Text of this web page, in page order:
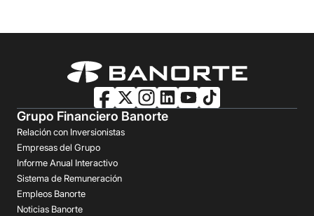
Grupo Financiero Banorte
Relación con Inversionistas
Empresas del Grupo
Informe Anual Interactivo
Sistema de Remuneración
Empleos Banorte
Noticias Banorte